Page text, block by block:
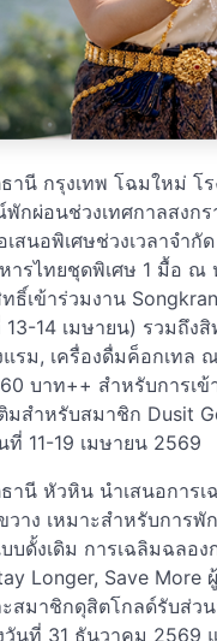
านี กรุงเทพ โฉมใหม่
กผ่อนช่วงเทศกาลสงกร
เสนอพิเศษช่วงเวลาจำ
ารไทยชุดพิเศษ 1 มื้อ ณ
ธิ์เข้าร่วมงาน
14 เมษายน) รวมถึง
รม, เครื่องดื่มค็อกเทล
บาท++ สำหรับการเ
มสำหรับสมาชิก Dusit
ที่ 11-19 เมษายน 2569
านี หัวหิน นำเสนอการ
วาง เหมาะสำหรับการ
บดั้งเดิม การเฉลิมฉลอ
Longer, Save More
สมาชิกดุสิตโกลด์รับส่ว
วันที่ 31 ธันวาคม 2569